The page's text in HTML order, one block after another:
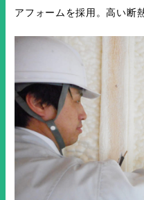
アフォームを採用。高い断